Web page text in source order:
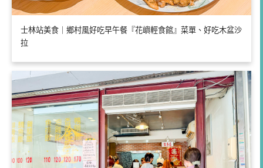
士林站美食｜鄉村風好吃早午餐『花嶼輕食館』菜單、好吃木盆沙
拉